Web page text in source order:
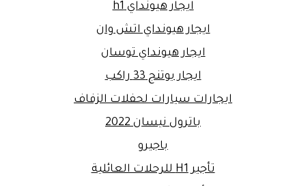
ايجار هيونداي h1
ايجار هيونداي اتش وان
ايجار هيونداي توسان
ايجار يوتنج 33 راكب
ايجارات سيارات لحفلات الزفاف
باترول نيسان 2022
باجيرو
تأجير H1 للرحلات العائلية